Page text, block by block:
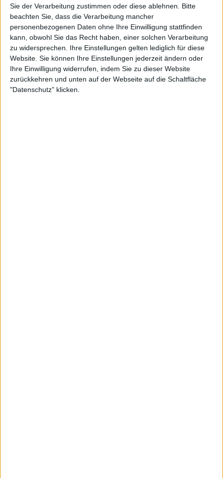
Sie der Verarbeitung zustimmen oder diese ablehnen.
Bitte
beachten Sie, dass die Verarbeitung mancher
personenbezogenen Daten ohne Ihre Einwilligung stattfinden
kann, obwohl Sie das Recht haben, einer solchen Verarbeitung
zu widersprechen. Ihre Einstellungen gelten lediglich für diese
Website. Sie können Ihre Einstellungen jederzeit ändern oder
Ihre Einwilligung widerrufen, indem Sie zu dieser Website
zurückkehren und unten auf der Webseite auf die Schaltfläche
"Datenschutz" klicken.
Während des Trainings wurde der 36-Jährige vom
Vater des Spaniers genau beobachtet, der ihn auch
filmte, um seinem Sohn wertvolle Ratschläge zu
geben, falls die beiden am 16. Juli in einem
spannenden Finale aufeinandertreffen sollten.
Weiterlesen